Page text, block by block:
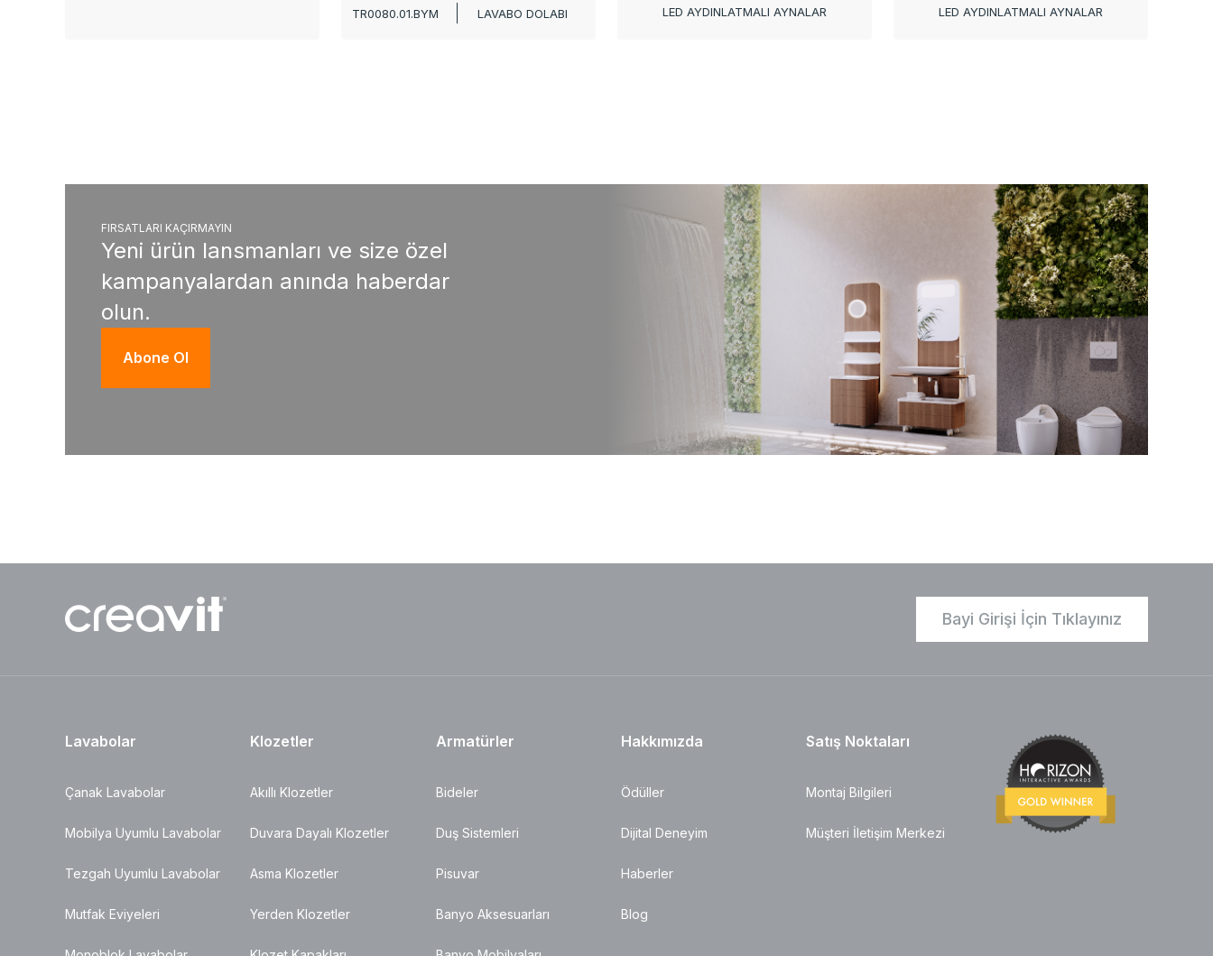
TR0080.01.BYM LAVABO DOLABI
LED AYDINLATMALI AYNALAR
LED AYDINLATMALI AYNALAR
FIRSATLARI KAÇIRMAYIN
Yeni ürün lansmanları ve size özel
kampanyalardan anında haberdar
olun.
Abone Ol
Bayi Girişi İçin Tıklayınız
Lavabolar
Çanak Lavabolar
Mobilya Uyumlu Lavabolar
Tezgah Uyumlu Lavabolar
Mutfak Eviyeleri
Klozetler
Akıllı Klozetler
Duvara Dayalı Klozetler
Asma Klozetler
Yerden Klozetler
Armatürler
Bideler
Duş Sistemleri
Pisuvar
Banyo Aksesuarları
Hakkımızda
Ödüller
Dijital Deneyim
Haberler
Blog
Satış Noktaları
Montaj Bilgileri
Müşteri İletişim Merkezi